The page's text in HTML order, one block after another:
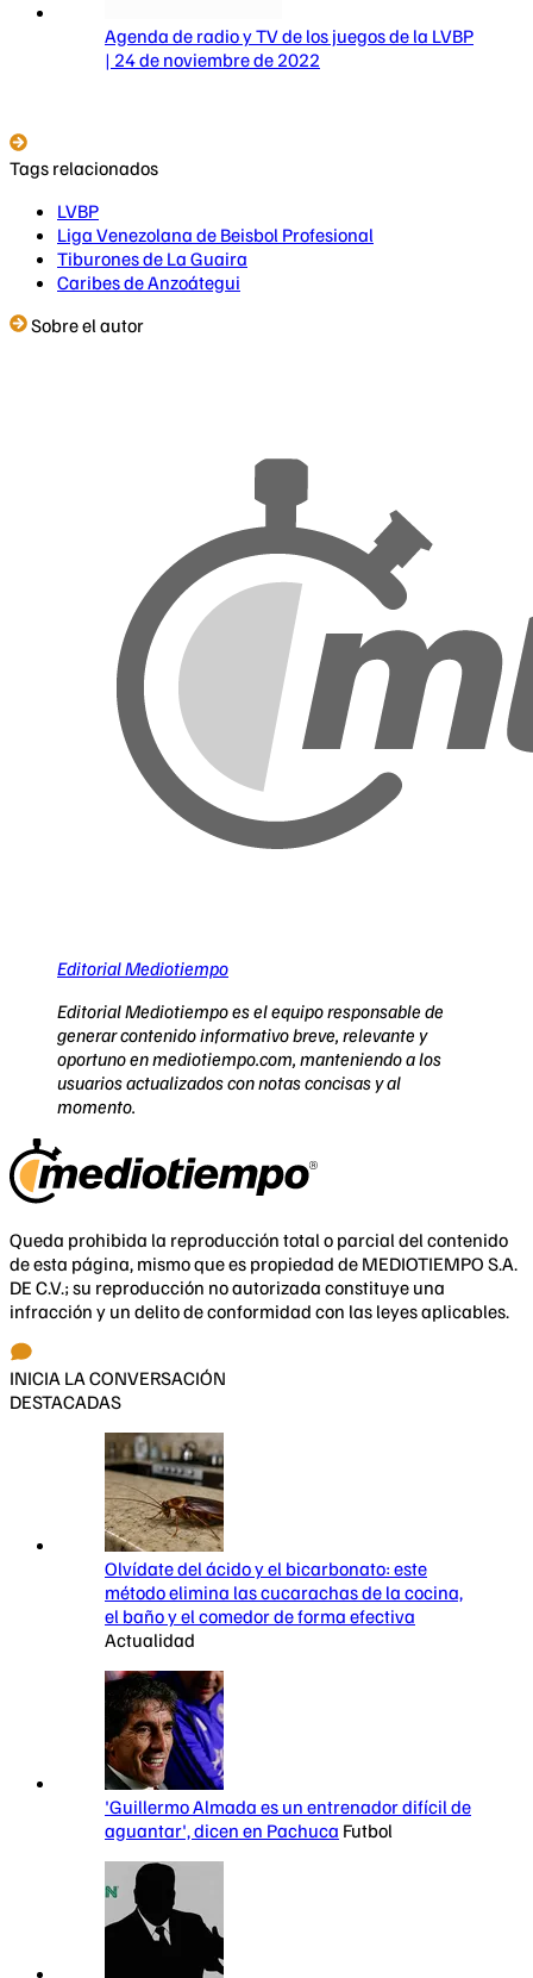
Agenda de radio y TV de los juegos de la LVBP
| 24 de noviembre de 2022
Tags relacionados
LVBP
Liga Venezolana de Beisbol Profesional
Tiburones de La Guaira
Caribes de Anzoátegui
Sobre el autor
Editorial Mediotiempo
Editorial Mediotiempo es el equipo responsable de
generar contenido informativo breve, relevante y
oportuno en mediotiempo.com, manteniendo a los
usuarios actualizados con notas concisas y al
momento.
Queda prohibida la reproducción total o parcial del contenido
de esta página, mismo que es propiedad de MEDIOTIEMPO S.A.
DE C.V.; su reproducción no autorizada constituye una
infracción y un delito de conformidad con las leyes aplicables.
INICIA LA CONVERSACIÓN
DESTACADAS
Olvídate del ácido y el bicarbonato: este
método elimina las cucarachas de la cocina,
el baño y el comedor de forma efectiva
Actualidad
'Guillermo Almada es un entrenador difícil de
aguantar', dicen en Pachuca Futbol